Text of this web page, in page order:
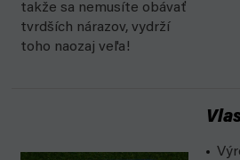
takže sa nemusíte obávať
tvrdších nárazov, vydrží
toho naozaj veľa!